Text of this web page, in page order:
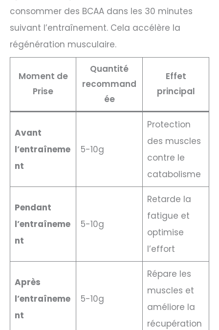
consommer des BCAA dans les 30 minutes
suivant l’entraînement. Cela accélère la
régénération musculaire.
Moment de
Prise
Quantité
recommand
ée
Effet
principal
Avant
l’entraîneme
nt
5-10g
Protection
des muscles
contre le
catabolisme
Pendant
l’entraîneme
nt
5-10g
Retarde la
fatigue et
optimise
l’effort
Après
l’entraîneme
nt
5-10g
Répare les
muscles et
améliore la
récupération